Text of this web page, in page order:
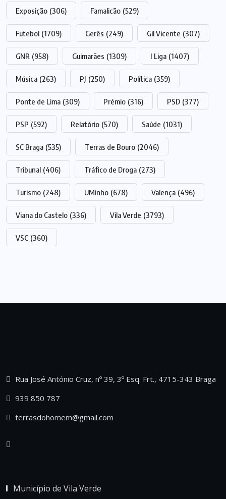
Exposição (306) Famalicão (529)
Futebol (1709) Gerês (249) Gil Vicente (307)
GNR (958) Guimarães (1309) I Liga (1407)
Música (263) PJ (250) Política (359)
Ponte de Lima (309) Prémio (316) PSD (377)
PSP (592) Relatório (570) Saúde (1031)
SC Braga (535) Terras de Bouro (2046)
Tribunal (406) Tráfico de Droga (273)
Turismo (248) UMinho (678) Valença (496)
Viana do Castelo (336) Vila Verde (3793)
VSC (360)
Rua José António Cruz, nº 39, 3º Esq. Frt., 4715-343 Braga
939 850 787
terrasdohomem@gmail.com
Município de Vila Verde